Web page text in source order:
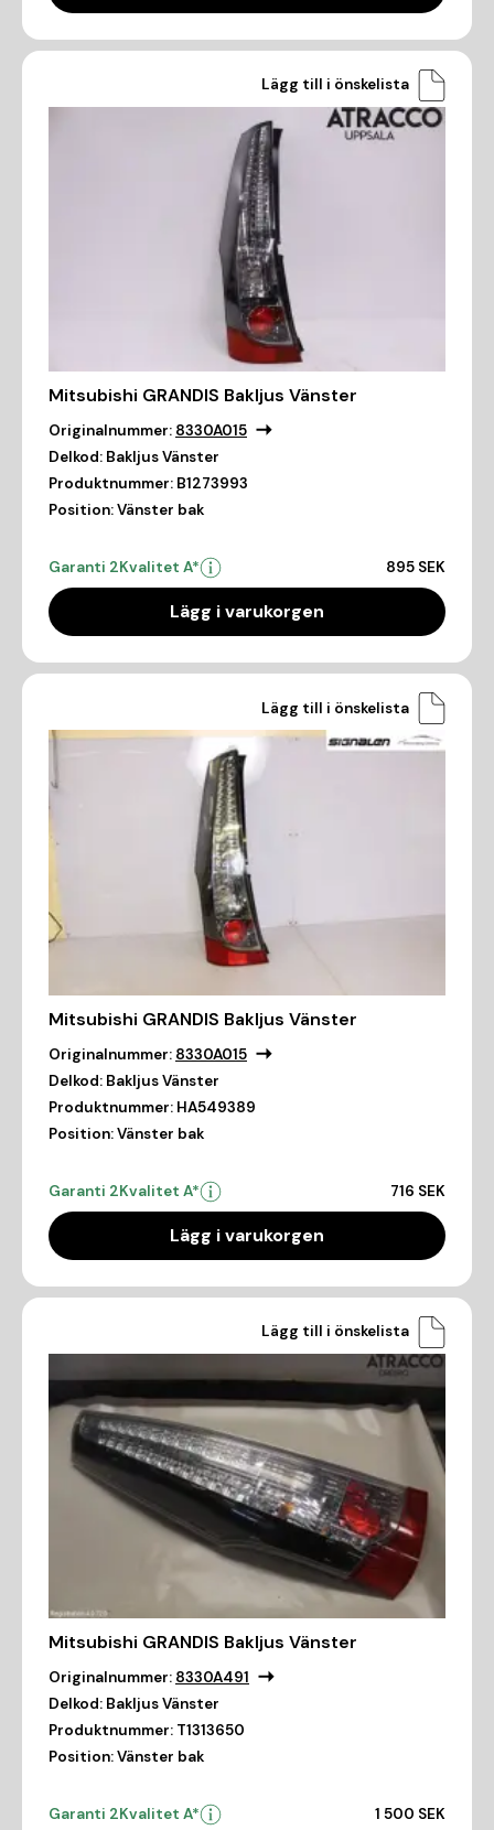
Lägg till i önskelista
Mitsubishi GRANDIS Bakljus Vänster
Originalnummer: 8330A015
Delkod: Bakljus Vänster
Produktnummer: B1273993
Position:Vänster bak
Garanti 2Kvalitet A* 895 SEK
Lägg i varukorgen
Lägg till i önskelista
Mitsubishi GRANDIS Bakljus Vänster
Originalnummer: 8330A015
Delkod: Bakljus Vänster
Produktnummer: HA549389
Position:Vänster bak
Garanti 2Kvalitet A* 716 SEK
Lägg i varukorgen
Lägg till i önskelista
Mitsubishi GRANDIS Bakljus Vänster
Originalnummer: 8330A491
Delkod: Bakljus Vänster
Produktnummer: T1313650
Position:Vänster bak
Garanti 2Kvalitet A* 1 500 SEK